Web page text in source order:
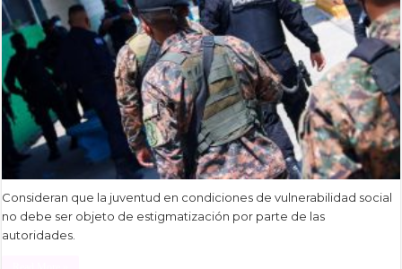
Consideran que la juventud en condiciones de vulnerabilidad social
no debe ser objeto de estigmatización por parte de las
autoridades.